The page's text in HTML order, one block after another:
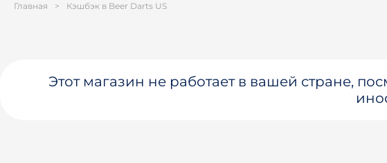
Главная > Кэшбэк в Beer Darts US
Этот магазин не работает в вашей стране,